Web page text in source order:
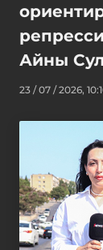
Айны
23 / 07 / 2026,